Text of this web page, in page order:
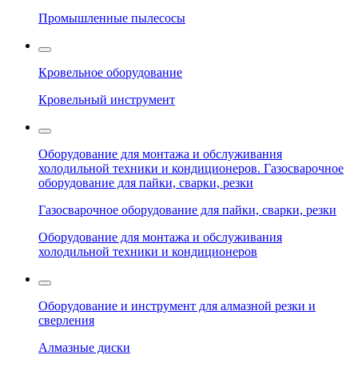
Промышленные пылесосы
Кровельное оборудование
Кровельный инструмент
Оборудование для монтажа и обслуживания
холодильной техники и кондиционеров. Газосварочное
оборудование для пайки, сварки, резки
Газосварочное оборудование для пайки, сварки, резки
Оборудование для монтажа и обслуживания
холодильной техники и кондиционеров
Оборудование и инструмент для алмазной резки и
сверления
Алмазные диски